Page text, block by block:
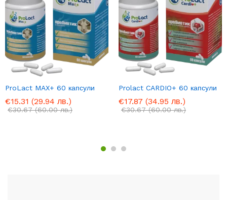
ProLact MAX+ 60 капсули
€15.31 (29.94 лв.)
€30.67 (60.00 лв.)
Prolact CARDIO+ 60 капсули
€17.87 (34.95 лв.)
€30.67 (60.00 лв.)